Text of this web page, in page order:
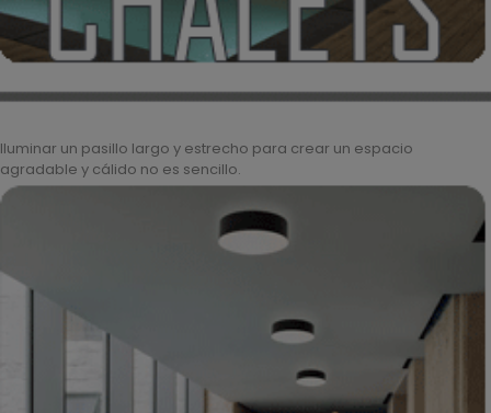
Iluminar un pasillo largo y estrecho para crear un espacio
agradable y cálido no es sencillo.